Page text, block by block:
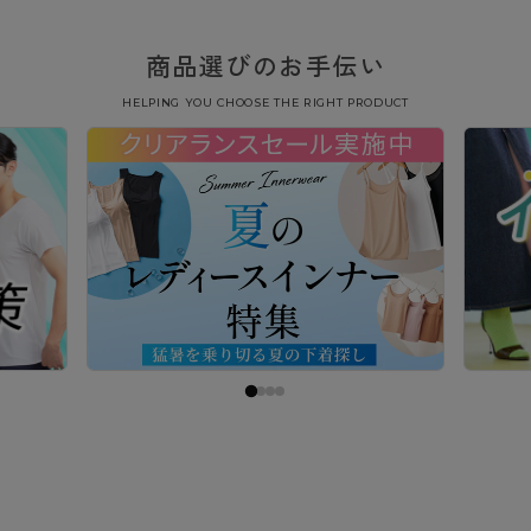
商品選びのお手伝い
HELPING YOU CHOOSE THE RIGHT PRODUCT